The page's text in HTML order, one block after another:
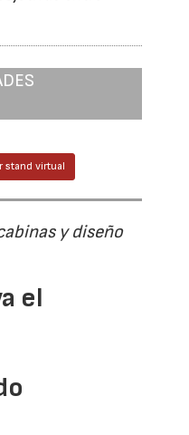
stand virtual
y diseño
el